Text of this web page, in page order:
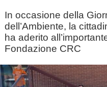
In occasione della
dell’Ambiente, la
ha aderito
Fondazione CRC